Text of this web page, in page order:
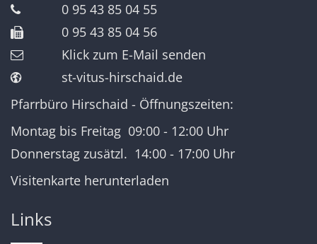
0 95 43 85 04 55
0 95 43 85 04 56
Klick zum E-Mail senden
st-vitus-hirschaid.de
Pfarrbüro Hirschaid - Öffnungszeiten:
Montag bis Freitag 09:00 - 12:00 Uhr
Donnerstag zusätzl. 14:00 - 17:00 Uhr
Visitenkarte herunterladen
Links